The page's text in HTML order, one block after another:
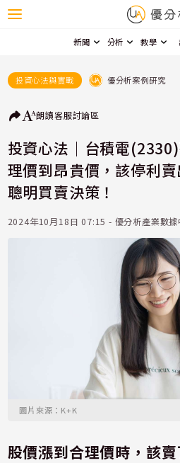
新聞 分析 教學
投資心法與實戰 優分析案例研究
朗讀客服討論區
投資心法｜台積電
理價到昂貴價，該停利
聰明買賣決策！
2024年10月18日 07:15 - 優分析產業數據
圖片來源：K+K
股價漲到合理價時，該賣